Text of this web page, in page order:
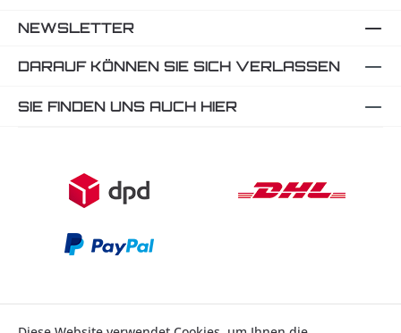
NEWSLETTER
DARAUF KÖNNEN SIE SICH VERLASSEN
SIE FINDEN UNS AUCH HIER